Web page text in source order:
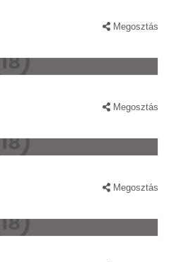
Megosztás
Megosztás
Megosztás